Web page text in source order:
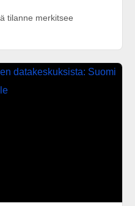
tilanne merkitsee